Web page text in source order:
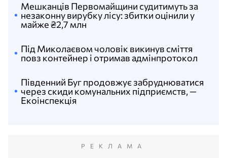
Південний Буг продовжує забруднюватися
через скиди комунальних підприємств, —
Екоінспекція
Під Миколаєвом чоловік викинув сміття
повз контейнер і отримав адмінпротокол
Мешканців Первомайщини судитимуть за
незаконну вирубку лісу: збитки оцінили у
майже ₴2,7 млн
РЕКЛАМА